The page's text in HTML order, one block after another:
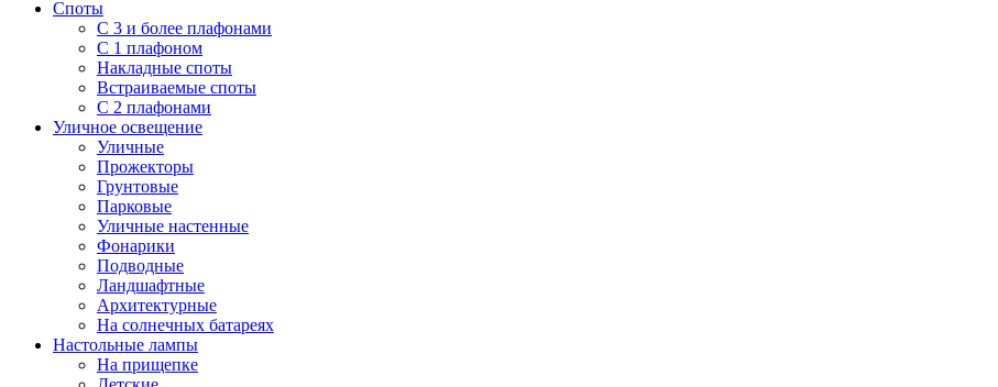
Споты
С 3 и более плафонами
С 1 плафоном
Накладные споты
Встраиваемые споты
С 2 плафонами
Уличное освещение
Уличные
Прожекторы
Грунтовые
Парковые
Уличные настенные
Фонарики
Подводные
Ландшафтные
Архитектурные
На солнечных батареях
Настольные лампы
На прищепке